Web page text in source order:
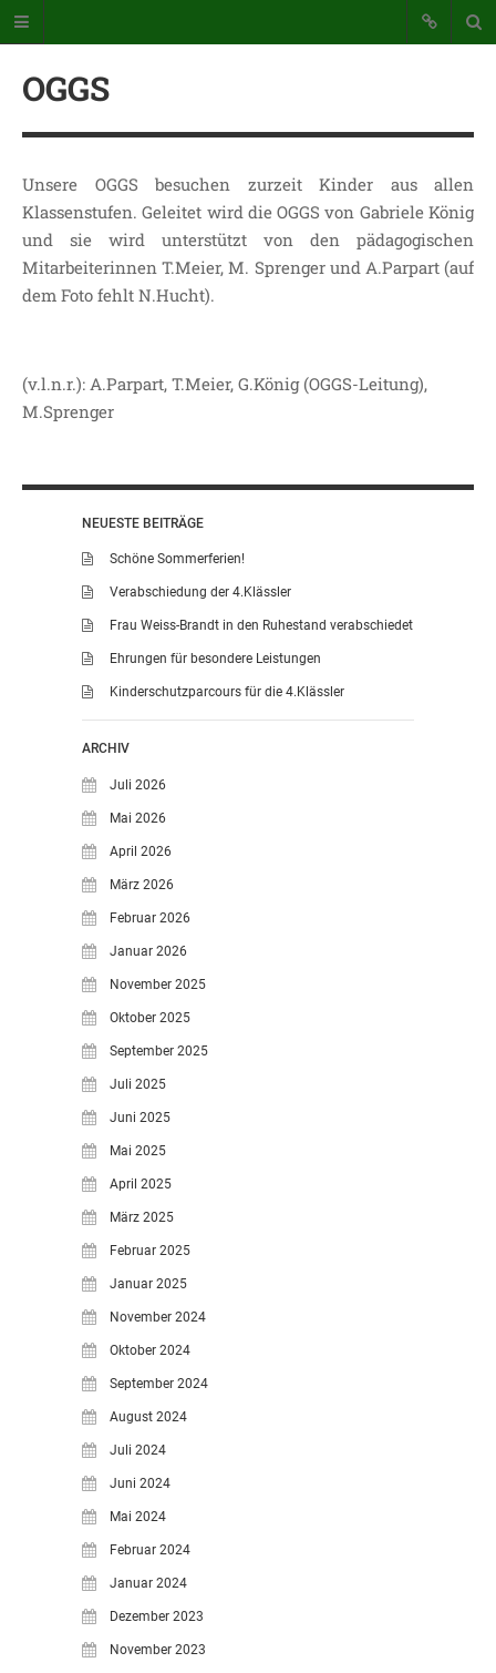
Bunte Schule mit Takt und Schwung
WICHTIGES AUS UNSERER
SCHULE
KONTAKT
TERMINE
ELTERNBETEILIGUNG-
JOHANNESSCHULE
KOLLEGIUM
BÜRO
KLASSE 1 ESSER
KLASSE 2 MÖLLMANN
KLASSE 3A LANGENEKE
KLASSE 3B BUDEUS
KLASSE 4 DURRANT
LEITBILD UNSERER
GRUNDSCHULE
SCHULPROGRAMM
OGGS
Unsere OGGS besuchen zurzeit Kinder aus allen
Klassenstufen. Geleitet wird die OGGS von Gabriele König
und sie wird unterstützt von den pädagogischen
Mitarbeiterinnen T.Meier, M. Sprenger und A.Parpart (auf
dem Foto fehlt N.Hucht).
(v.l.n.r.): A.Parpart, T.Meier, G.König (OGGS-Leitung),
M.Sprenger
NEUESTE BEITRÄGE
Schöne Sommerferien!
Verabschiedung der 4.Klässler
Frau Weiss-Brandt in den Ruhestand verabschiedet
Ehrungen für besondere Leistungen
Kinderschutzparcours für die 4.Klässler
ARCHIV
Juli 2026
Mai 2026
April 2026
März 2026
Februar 2026
Januar 2026
November 2025
Oktober 2025
September 2025
Juli 2025
Juni 2025
Mai 2025
April 2025
März 2025
Februar 2025
Januar 2025
November 2024
Oktober 2024
September 2024
August 2024
Juli 2024
Juni 2024
Mai 2024
Februar 2024
Januar 2024
Dezember 2023
November 2023